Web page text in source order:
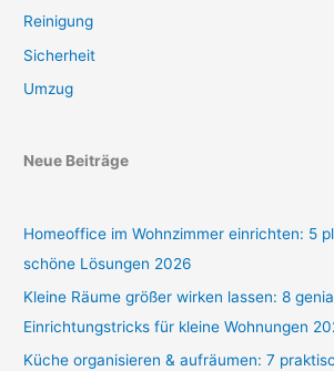
Reinigung
Sicherheit
Umzug
Neue Beiträge
Homeoffice im Wohnzimmer einrichten: 5
schöne Lösungen 2026
Kleine Räume größer wirken lassen: 8
Einrichtungstricks für kleine Wohnungen
Küche organisieren & aufräumen: 7